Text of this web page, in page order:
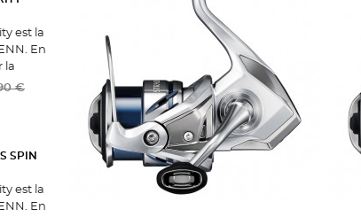
est la
En
la
de
€
SPIN
est la
En